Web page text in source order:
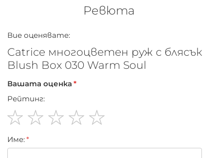
Ревюта
Вие оценявате:
Catrice многоцветен руж с блясък
Blush Box 030 Warm Soul
Вашата оценка
Рейтинг:
star
stars
stars
stars
stars
Име: